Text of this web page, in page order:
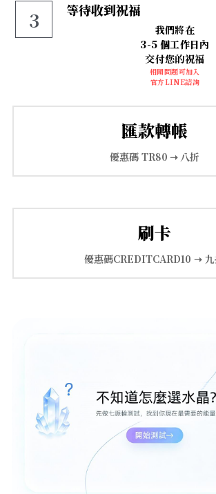
【海底輪】
【療癒類水晶】
【財富類水晶】
【8-10mm 珠徑】
【11-13mm 珠徑】
3 等待收到祝福
我們將在
3-5 個工作日內
交付您的祝福
相關問題可加入
官方LINE諮詢
匯款轉帳
優惠碼 TR80 ➝ 八折
刷卡
優惠碼CREDITCARD10 ➝ 九